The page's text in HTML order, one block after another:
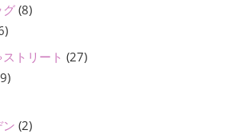
グ (8)
トリート (27)
(2)